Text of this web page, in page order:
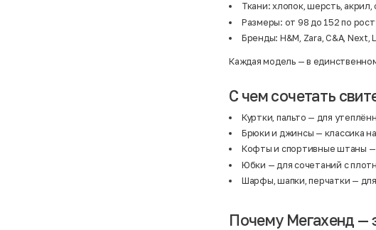
Ткани: хлопок, шерсть,
Размеры: от 98 до 152 по
Бренды: H&M, Zara, C&A, Next,
Каждая модель — в
С чем сочетать
Куртки, пальто — для
Брюки и джинсы — классика
Кофты и спортивные штаны
Юбки — для сочетаний с
Шарфы, шапки, перчатки —
Почему Мегахенд —